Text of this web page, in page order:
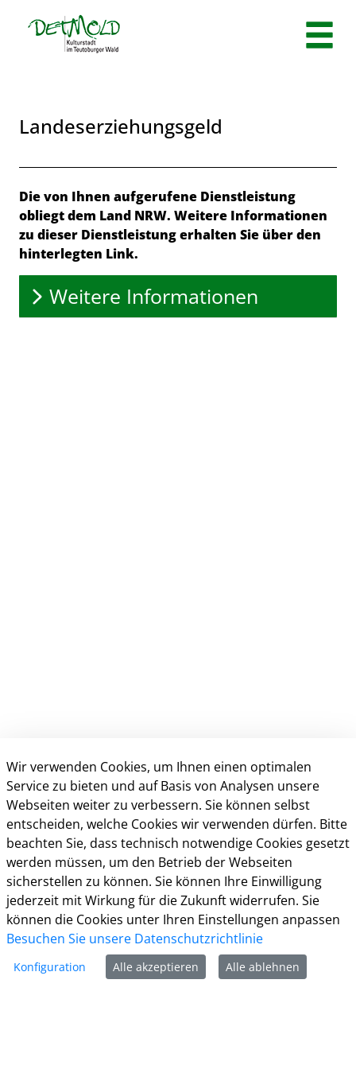
Zum Hauptinhalt springen
Landeserziehungsgeld
Beschreibung
Die von Ihnen aufgerufene Dienstleistung
obliegt dem Land NRW. Weitere Informationen
zu dieser Dienstleistung erhalten Sie über den
hinterlegten Link.
Weitere Informationen
Kontakt
Weitere Informationen
Impressum
Datenschutz
Kontakt
Barrierefreiheit
Wir verwenden Cookies, um Ihnen einen optimalen
Service zu bieten und auf Basis von Analysen unsere
Webseiten weiter zu verbessern. Sie können selbst
entscheiden, welche Cookies wir verwenden dürfen. Bitte
beachten Sie, dass technisch notwendige Cookies gesetzt
werden müssen, um den Betrieb der Webseiten
sicherstellen zu können. Sie können Ihre Einwilligung
jederzeit mit Wirkung für die Zukunft widerrufen. Sie
können die Cookies unter Ihren Einstellungen anpassen
Besuchen Sie unsere Datenschutzrichtlinie
Konfiguration Alle akzeptieren Alle ablehnen